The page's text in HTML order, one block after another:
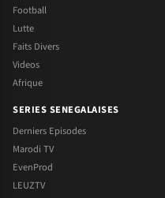
Football
Lutte
Faits Divers
Videos
Afrique
SERIES SENEGALAISES
Derniers Episodes
Marodi TV
EvenProd
LEUZTV